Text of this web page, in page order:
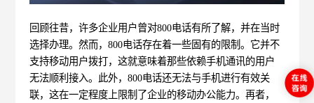
回顾往昔，许多企业用户曾对800电话有所了解，并在当时
选择办理。然而，800电话存在着一些固有的限制。它并不
支持移动用户拨打，这就意味着那些依赖手机通讯的用户
无法顺利接入。此外，800电话还无法与手机进行有效关
联，这在一定程度上限制了企业的移动办公能力。再者，